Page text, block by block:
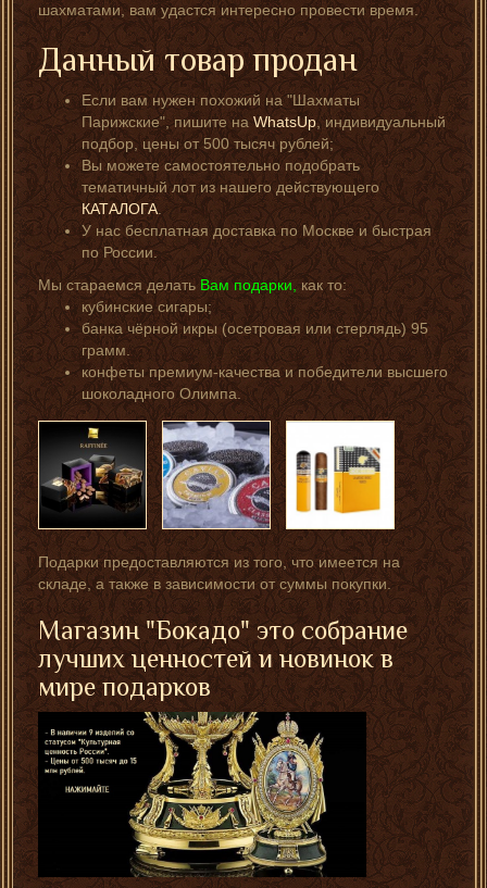
шахматами, вам удастся интересно провести время.
Данный товар продан
Если вам нужен похожий на "Шахматы
Парижские", пишите наWhatsUp, индивидуальный
подбор, цены от 500 тысяч рублей;
Вы можете самостоятельно подобрать
тематичный лот из нашего действующего
КАТАЛОГА.
У нас бесплатная доставка по Москве и быстрая
по России.
Мы стараемся делать Вам подарки,как то:
кубинские сигары;
банка чёрной икры (осетровая или стерлядь) 95
грамм.
конфеты премиум-качества и победители высшего
шоколадного Олимпа.
Подарки предоставляются из того, что имеется на
складе, а также в зависимости от суммы покупки.
Магазин "Бокадо" это собрание
лучших ценностей и новинок в
мире подарков